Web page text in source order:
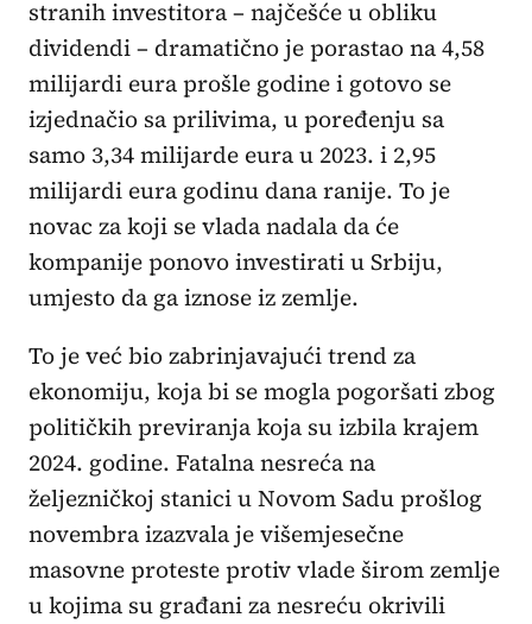
stranih investitora – najčešće u obliku
dividendi – dramatično je porastao na 4,58
milijardi eura prošle godine i gotovo se
izjednačio sa prilivima, u poređenju sa
samo 3,34 milijarde eura u 2023. i 2,95
milijardi eura godinu dana ranije. To je
novac za koji se vlada nadala da će
kompanije ponovo investirati u Srbiju,
umjesto da ga iznose iz zemlje.
To je već bio zabrinjavajući trend za
ekonomiju, koja bi se mogla pogoršati zbog
političkih previranja koja su izbila krajem
2024. godine. Fatalna nesreća na
željezničkoj stanici u Novom Sadu prošlog
novembra izazvala je višemjesečne
masovne proteste protiv vlade širom zemlje
u kojima su građani za nesreću okrivili